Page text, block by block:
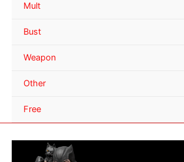
Mult
Bust
Weapon
Other
Free